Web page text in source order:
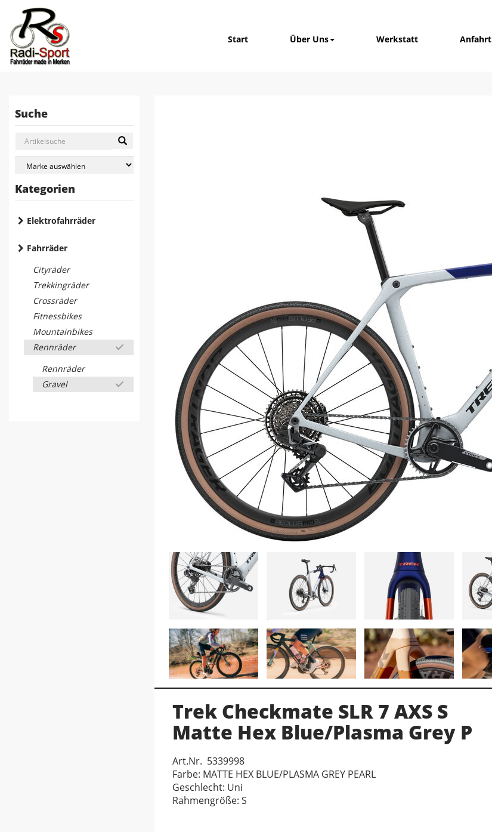
Start Über Uns Werkstatt Anfahrt
Suche
Kategorien
Elektrofahrräder
Fahrräder
Cityräder
Trekkingräder
Crossräder
Fitnessbikes
Mountainbikes
Rennräder
Rennräder
Gravel
Trek Checkmate SLR 7 AXS S
Matte Hex Blue/Plasma Grey P
Art.Nr. 5339998
Farbe: MATTE HEX BLUE/PLASMA GREY PEARL
Geschlecht: Uni
Rahmengröße: S